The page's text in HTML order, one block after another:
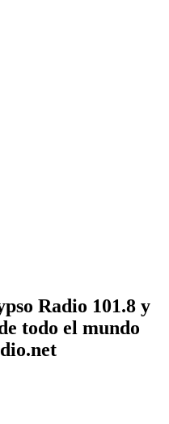
Radio 101.8 y
todo el mundo